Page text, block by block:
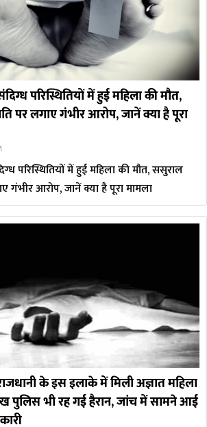
परिस्थितियों में हुई महिला की मौत,
पर लगाए गंभीर आरोप, जानें क्या है पूरा
परिस्थितियों में हुई महिला की मौत, ससुराल
गंभीर आरोप, जानें क्या है पूरा मामला
के इस इलाके में मिली अज्ञात महिला
पुलिस भी रह गई हैरान, जांच में सामने आई